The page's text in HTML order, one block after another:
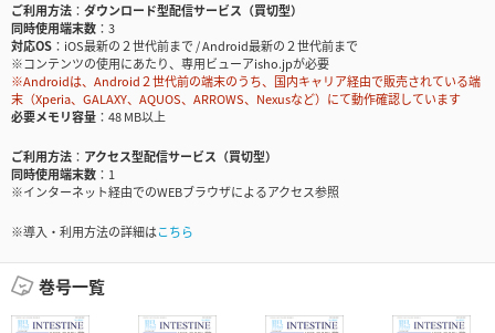
ご利用方法
ダウンロード型配信サービス（買切型）
同時使用端末数
3
対応OS
iOS最新の２世代前まで / Android最新の２世代前まで
※コンテンツの使用にあたり、専用ビューアisho.jpが必要
※Androidは、Android２世代前の端末のうち、国内キャリア経由で販売されている端
末（Xperia、GALAXY、AQUOS、ARROWS、Nexusなど）にて動作確認しています
必要メモリ容量
48 MB以上
ご利用方法
アクセス型配信サービス（買切型）
同時使用端末数
1
※インターネット経由でのWEBブラウザによるアクセス参照
※導入・利用方法の詳細はこちら
巻号一覧